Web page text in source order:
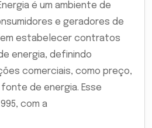
é um ambiente de
e geradores de
estabelecer contratos
energia, definindo
comerciais, como preço,
de energia. Esse
com a